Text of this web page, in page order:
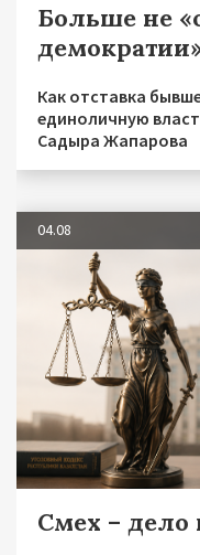
Больше не
Как отставка
единоличную
Садыра Жапарова
04.08
Смех – дело